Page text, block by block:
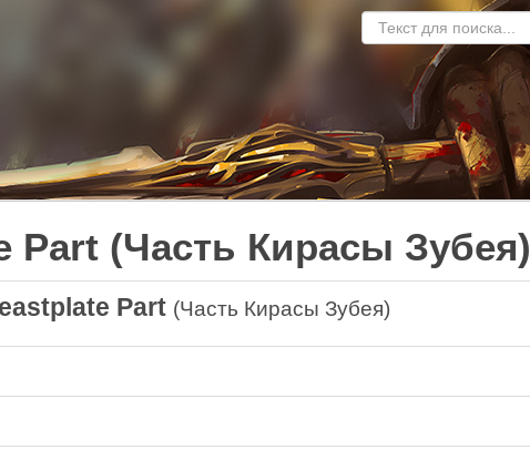
Part (Часть Кирасы Зубея)
Part (Часть Кирасы Зубея)